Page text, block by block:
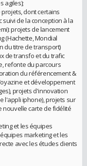
agiles);
dont certains
suivi de la conception à la
projets de lancement
(Hachette, Mondial
du titre de transport)
de transfo et du trafic
refonte du parcours
du référencement &
et développement
projets d'innovation
l'appli iphone), projets sur
nouvelle carte de fidélité
et les équipes
marketing et les
avec les études clients